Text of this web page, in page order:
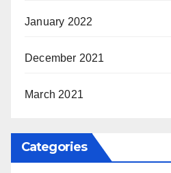
January 2022
December 2021
March 2021
Categories